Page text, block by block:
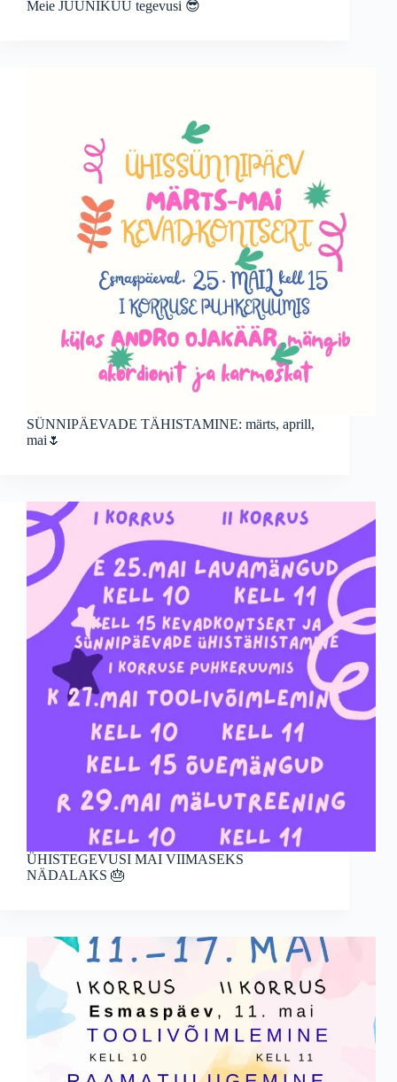
Meie JUUNIKUU tegevusi 😎
SÜNNIPÄEVADE TÄHISTAMINE: märts, aprill,
mai🌷
ÜHISTEGEVUSI MAI VIIMASEKS
NÄDALAKS 🎂